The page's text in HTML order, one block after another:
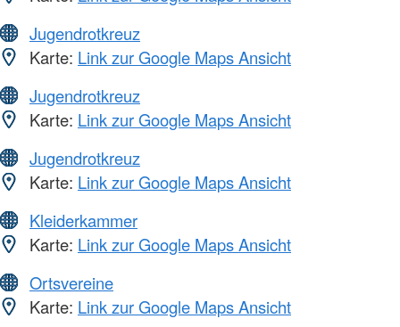
Jugendrotkreuz
Karte: Link zur Google Maps Ansicht
Jugendrotkreuz
Karte: Link zur Google Maps Ansicht
Jugendrotkreuz
Karte: Link zur Google Maps Ansicht
Kleiderkammer
Karte: Link zur Google Maps Ansicht
Ortsvereine
Karte: Link zur Google Maps Ansicht